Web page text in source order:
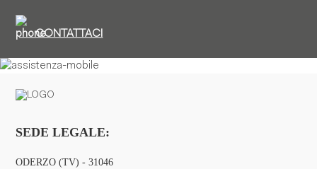
CONTATTACI
SEDE LEGALE:
ODERZO (TV) - 31046